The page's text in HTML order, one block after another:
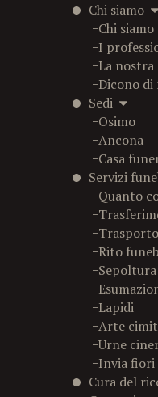
Chi siamo
-Chi siamo
-I
-La nostra
-Dicono di
Sedi
-Osimo
-Ancona
-Casa
Servizi
-Quanto
-
-
-Rito
-
-
-Lapidi
-Arte
-Urne
-Invia fiori
Cura del